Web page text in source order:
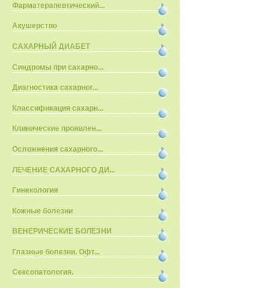
Фарматерапевтический...
Акушерство
САХАРНЫЙ ДИАБЕТ
Синдромы при сахарно...
Диагностика сахарног...
Классификация сахарн...
Клинические проявлен...
Осложнения сахарного...
ЛЕЧЕНИЕ САХАРНОГО ДИ...
Гинекология
Кожные болезни
ВЕНЕРИЧЕСКИЕ БОЛЕЗНИ
Глазные болезни. Офт...
Сексопатология.